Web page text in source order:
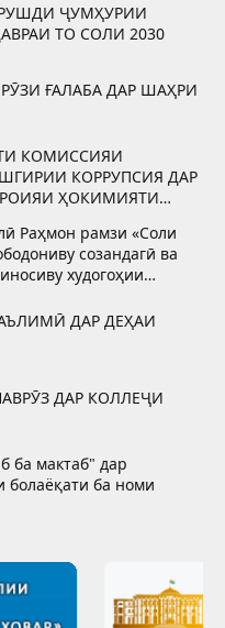
ҶУМҲУРИИ
ТО СОЛИ 2030
ҒАЛАБА ДАР ШАҲРИ
КОМИССИЯИ
КОРРУПСИЯ ДАР
ҲОКИМИЯТИ
Раҳмон рамзи «Соли
созандагӣ ва
худогоҳии
ДАР ДЕҲАИ
ДАР КОЛЛЕҶИ
ба мактаб" дар
болаёқати ба номи